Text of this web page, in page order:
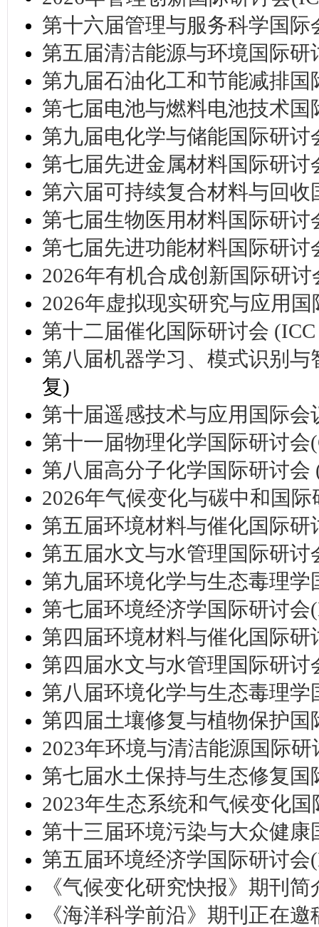
第十六届管理与服务科学国际
第五届清洁能源与环境国际研
第九届石油化工和节能减排国
第七届电池与燃料电池技术国
第九届电化学与储能国际研讨
第七届先进金属材料国际研讨
第六届可持续复合材料与回收
第七届生物医用材料国际研讨
第七届先进功能材料国际研讨
2026年有机合成创新国际研讨
2026年虚拟现实研究与应用
第十二届催化国际研讨会 (ICC
第八届机器学习、模式识别与
复)
第十届遥感技术与应用国际会
第十一届物理化学国际研讨会
第八届高分子化学国际研讨会
2026年气候变化与碳中和国际
第五届环境材料与催化国际研
第五届水文与水管理国际研讨
第九届环境化学与生态毒理学
第七届环境经济学国际研讨会
第四届环境材料与催化国际研
第四届水文与水管理国际研讨
第八届环境化学与生态毒理学
第四届土壤修复与植物保护国
2023年环境与清洁能源国际研
第七届水土保持与生态修复国
2023年生态系统和气候变化国
第十三届环境污染与大众健康
第五届环境经济学国际研讨会
《气候变化研究快报》期刊简
《海洋科学前沿》期刊正在邀